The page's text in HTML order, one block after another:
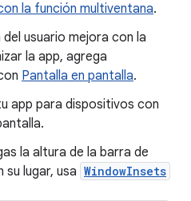
la función multiventana.
del usuario mejora con la
la app, agrega
Pantalla en pantalla.
app para dispositivos con
la altura de la barra de
su lugar, usa WindowInsets